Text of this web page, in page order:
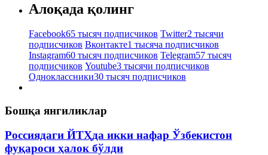
Алоқада қолинг
Facebook65 тысяч подписчиков Twitter2 тысячи
подписчиков Вконтакте1 тысяча подписчиков
Instagram60 тысяч подписчиков Telegram57 тысяч
подписчиков Youtube3 тысячи подписчиков
Одноклассники30 тысяч подписчиков
Бошқа янгиликлар
Россиядаги ЙТҲда икки нафар Ўзбекистон
фуқароси ҳалок бўлди